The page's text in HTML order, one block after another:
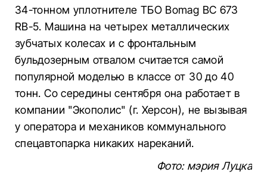
34-тонном уплотнителе ТБО Bomag BC 673
RB-5. Машина на четырех металлических
зубчатых колесах и с фронтальным
бульдозерным отвалом считается самой
популярной моделью в классе от 30 до 40
тонн. Со середины сентября она работает в
компании "Экополис" (г. Херсон), не вызывая
у оператора и механиков коммунального
спецавтопарка никаких нареканий.
Фото: мэрия Луцка